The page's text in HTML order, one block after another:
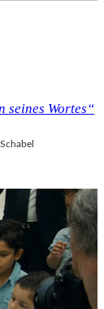
seines Wortes“